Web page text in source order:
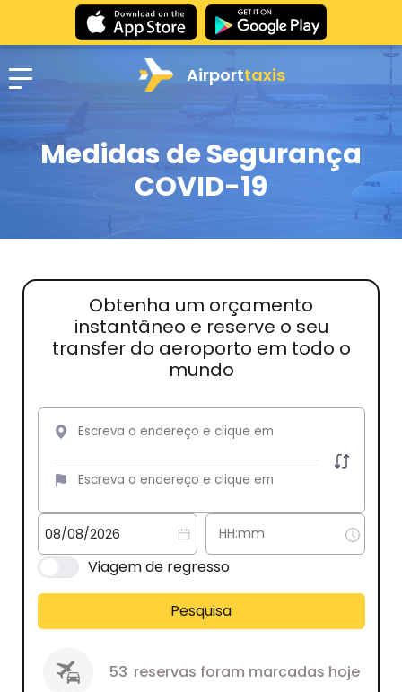
Airporttaxis
Medidas de Segurança
COVID-19
Obtenha um orçamento
instantâneo e reserve o seu
transfer do aeroporto em todo o
mundo
Viagem de regresso
Pesquisa
53 reservas foram marcadas hoje